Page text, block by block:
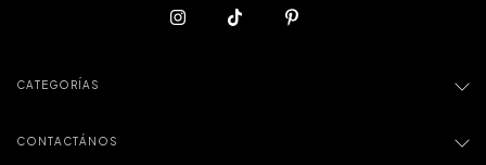
CATEGORÍAS
CONTACTÁNOS